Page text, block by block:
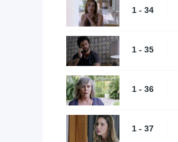
1 - 34
1 - 35
1 - 36
1 - 37